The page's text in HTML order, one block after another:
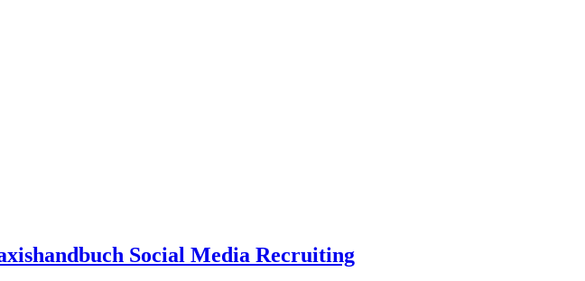
Social Media Recruiting